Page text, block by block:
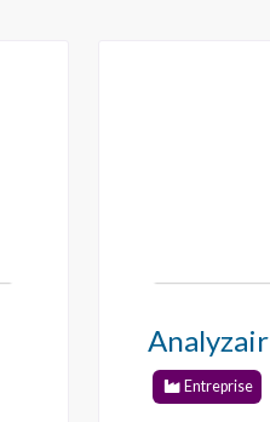
Analyzair
Entreprise